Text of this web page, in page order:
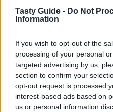
Tasty Guide - Do Not
Information
If you wish to opt-out of the
processing of your personal
targeted advertising by us,
section to confirm your
opt-out request is processed
interest-based ads based on
us or personal information